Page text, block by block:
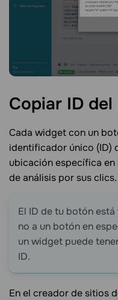
Copiar ID del
Cada widget con un
identificador único (ID)
ubicación específica
de análisis por sus clics.
El ID de tu botón
no a un botón en
un widget puede
ID.
En el creador de sitios